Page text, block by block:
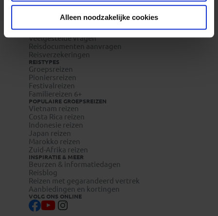
Alleen noodzakelijke cookies
Waarom Koning Aap?
Bestemmingen
Duurzaam toerisme
Vacatures
Veelgestelde vragen
Reisdocumenten aanvragen
Reisverzekeringen
REISTYPES
Groepsreizen
Pioniersreizen
Festivalreizen
Familiereizen 6+
POPULAIRE GROEPSREIZEN
Vietnam reizen
Costa Rica reizen
Indonesie reizen
Japan reizen
Marokko reizen
Zuid-Afrika reizen
INSPIRATIE & MEER
Beurzen & informatiedagen
Reisblog
Reizen met gegarandeerd vertrek
Aanbiedingen en kortingen
VOLG ONS ONLINE